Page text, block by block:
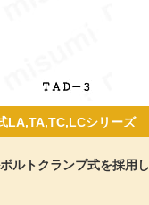
LA,TA,TC,LCシリーズ
ルトクランプ式を採用